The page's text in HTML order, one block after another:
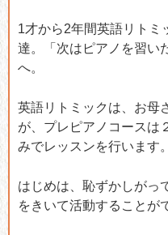
1才から2年間英語リトミ
達。「次はピアノを習い
へ。
英語リトミックは、お母
が、プレピアノコースは
みでレッスンを行います。
はじめは、恥ずかしがっ
をきいて活動することが